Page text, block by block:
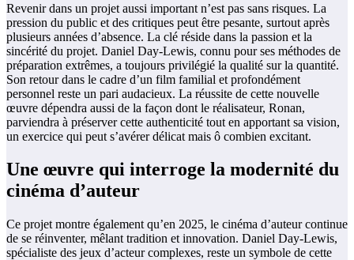
Revenir dans un projet aussi important n’est pas sans risques. La
pression du public et des critiques peut être pesante, surtout après
plusieurs années d’absence. La clé réside dans la passion et la
sincérité du projet. Daniel Day-Lewis, connu pour ses méthodes de
préparation extrêmes, a toujours privilégié la qualité sur la quantité.
Son retour dans le cadre d’un film familial et profondément
personnel reste un pari audacieux. La réussite de cette nouvelle
œuvre dépendra aussi de la façon dont le réalisateur, Ronan,
parviendra à préserver cette authenticité tout en apportant sa vision,
un exercice qui peut s’avérer délicat mais ô combien excitant.
Une œuvre qui interroge la modernité du
cinéma d’auteur
Ce projet montre également qu’en 2025, le cinéma d’auteur continue
de se réinventer, mêlant tradition et innovation. Daniel Day-Lewis,
spécialiste des jeux d’acteur complexes, reste un symbole de cette